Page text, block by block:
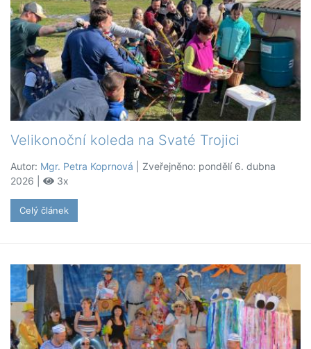
Velikonoční koleda na Svaté Trojici
Autor: Mgr. Petra Koprnová | Zveřejněno: pondělí 6. dubna
2026 |
3x
Celý článek